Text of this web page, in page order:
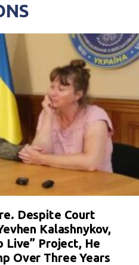
Despite Court
Kalashnykov,
Live” Project, He
Over Three Years